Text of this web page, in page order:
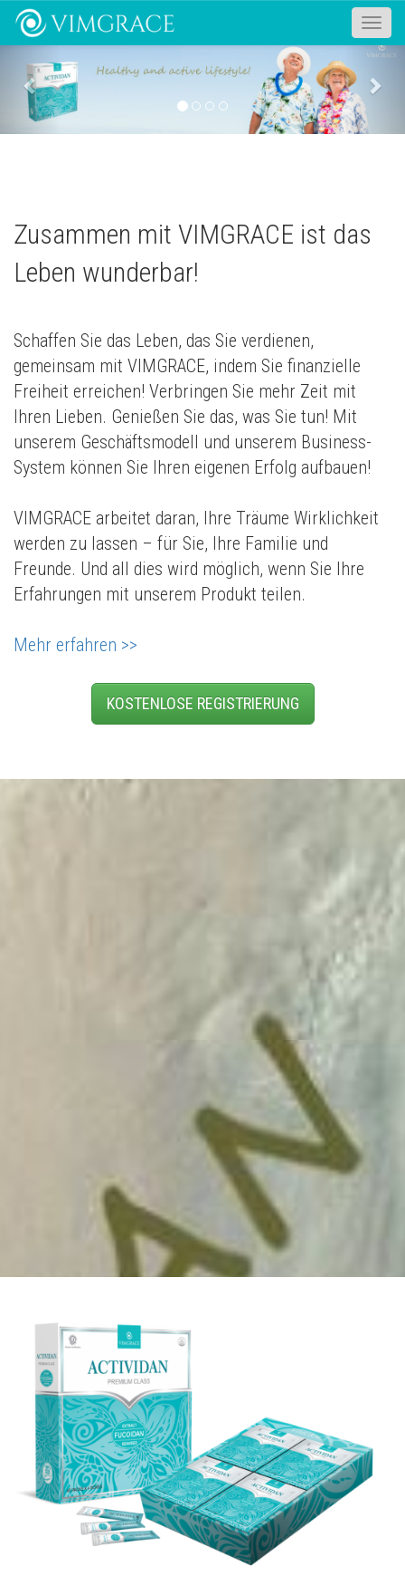
Toggle
Previous
Zusammen mit VIMGRACE ist das
Leben wunderbar!
Schaffen Sie das Leben, das Sie verdienen,
gemeinsam mit VIMGRACE, indem Sie finanzielle
Freiheit erreichen! Verbringen Sie mehr Zeit mit
Ihren Lieben. Genießen Sie das, was Sie tun! Mit
unserem Geschäftsmodell und unserem Business-
System können Sie Ihren eigenen Erfolg aufbauen!
VIMGRACE arbeitet daran, Ihre Träume Wirklichkeit
werden zu lassen – für Sie, Ihre Familie und
Freunde. Und all dies wird möglich, wenn Sie Ihre
Erfahrungen mit unserem Produkt teilen.
Mehr erfahren >>
KOSTENLOSE REGISTRIERUNG